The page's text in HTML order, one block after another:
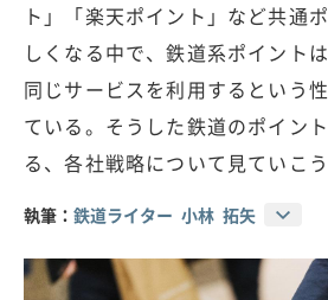
ト」「楽天ポイント」など共通
しくなる中で、鉄道系ポイント
同じサービスを利用するという
ている。そうした鉄道のポイン
る、各社戦略について見ていこう
執筆： 鉄道ライター 小林 拓矢